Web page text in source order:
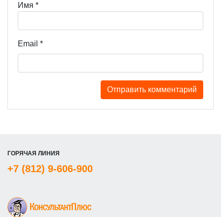
Имя *
Email *
ГОРЯЧАЯ ЛИНИЯ
+7 (812) 9-606-900